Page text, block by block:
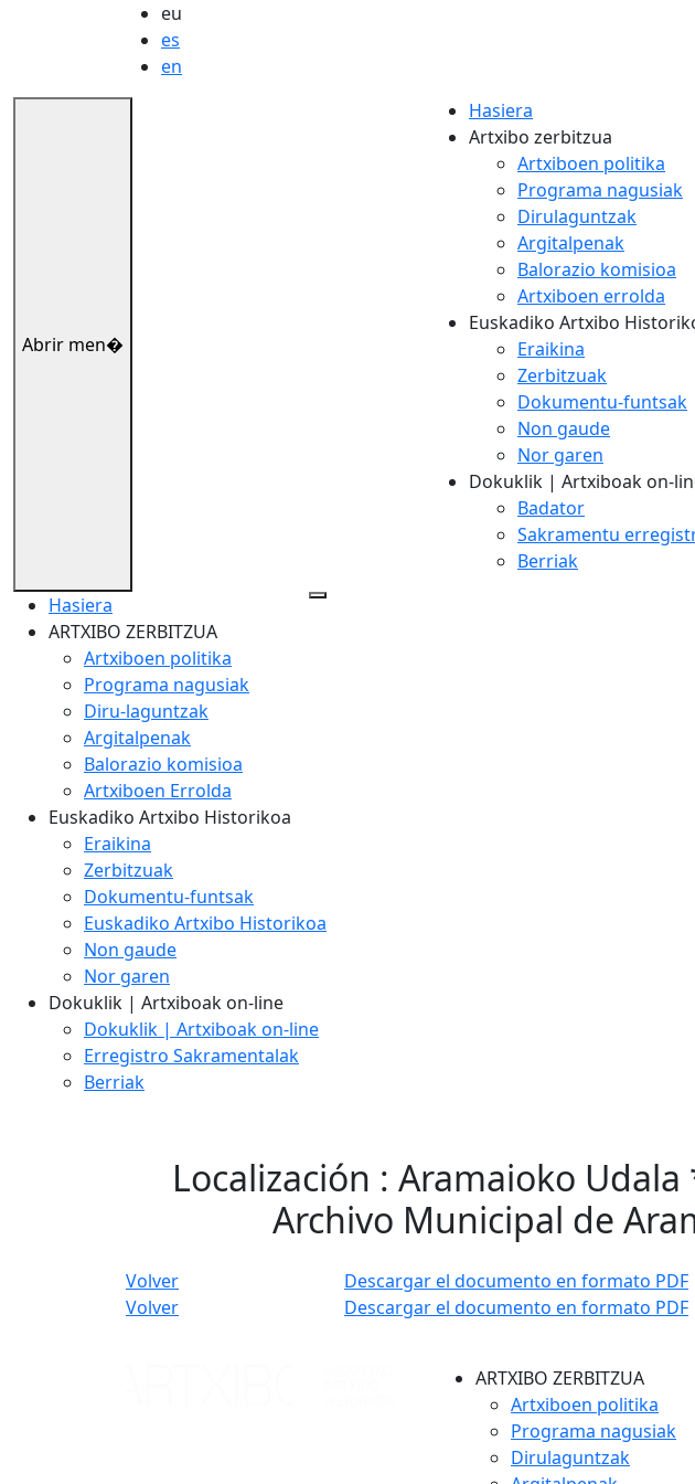
eu
es
en
Abrir men�
Hasiera
Artxibo zerbitzua
Artxiboen politika
Programa nagusiak
Dirulaguntzak
Argitalpenak
Balorazio komisioa
Artxiboen errolda
Euskadiko Artxibo
Eraikina
Zerbitzuak
Dokumentu-funtsak
Non gaude
Nor garen
Dokuklik | Artxiboak on-
Badator
Sakramentu
Berriak
Hasiera
ARTXIBO ZERBITZUA
Artxiboen politika
Programa nagusiak
Diru-laguntzak
Argitalpenak
Balorazio komisioa
Artxiboen Errolda
Euskadiko Artxibo Historikoa
Eraikina
Zerbitzuak
Dokumentu-funtsak
Euskadiko Artxibo Historikoa
Non gaude
Nor garen
Dokuklik | Artxiboak on-line
Dokuklik | Artxiboak on-line
Erregistro Sakramentalak
Berriak
Localización : Aramaioko
Archivo Municipal de
Volver
Descargar el documento en formato PDF
Volver
Descargar el documento en formato PDF
ARTXIBO ZERBITZUA
Artxiboen politika
Programa nagusiak
Dirulaguntzak